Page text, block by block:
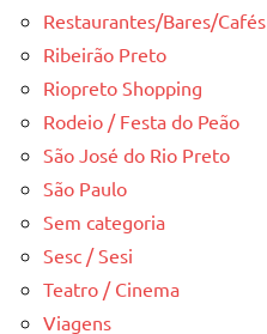
Restaurantes/Bares/Cafés
Ribeirão Preto
Riopreto Shopping
Rodeio / Festa do Peão
São José do Rio Preto
São Paulo
Sem categoria
Sesc / Sesi
Teatro / Cinema
Viagens